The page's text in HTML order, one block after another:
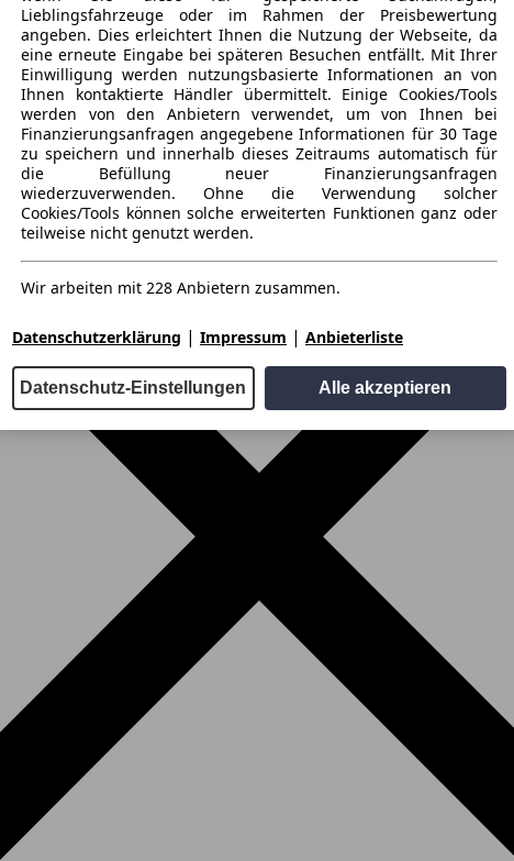
Lieblingsfahrzeuge oder im Rahmen der Preisbewertung
angeben. Dies erleichtert Ihnen die Nutzung der Webseite, da
eine erneute Eingabe bei späteren Besuchen entfällt. Mit Ihrer
Einwilligung werden nutzungsbasierte Informationen an von
Ihnen kontaktierte Händler übermittelt. Einige Cookies/Tools
werden von den Anbietern verwendet, um von Ihnen bei
Finanzierungsanfragen angegebene Informationen für 30 Tage
zu speichern und innerhalb dieses Zeitraums automatisch für
die Befüllung neuer Finanzierungsanfragen
wiederzuverwenden. Ohne die Verwendung solcher
Cookies/Tools können solche erweiterten Funktionen ganz oder
teilweise nicht genutzt werden.
Wir arbeiten mit 228 Anbietern zusammen.
Datenschutzerklärung | Impressum | Anbieterliste
Datenschutz-Einstellungen Alle akzeptieren